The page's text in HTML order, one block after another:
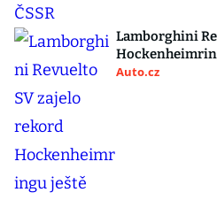
Lamborghini
Auto.cz